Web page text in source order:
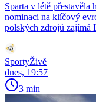
Sparta v létě
nominaci na klíčový
polských zdrojů zajímá
SportyŽivě
dnes, 19:57
3 min